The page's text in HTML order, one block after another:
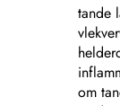
tande
om